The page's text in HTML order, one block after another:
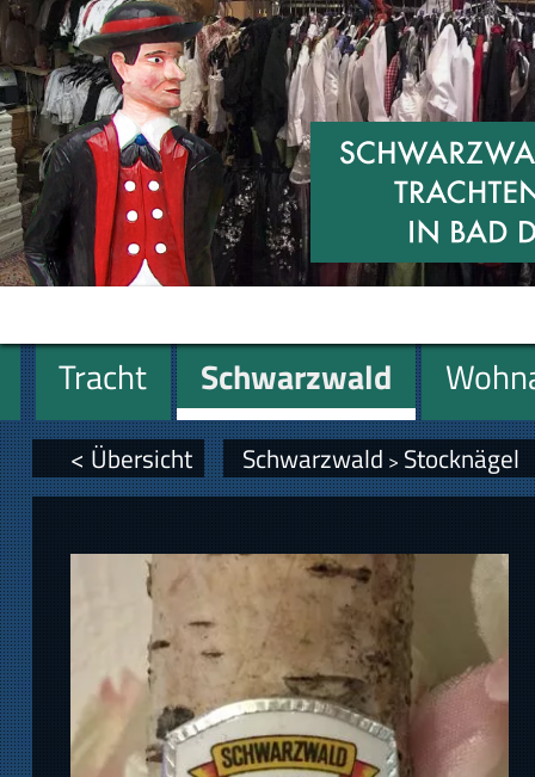
Tracht Schwarzwald
Miniaturen
Geschenke
< Übersicht Schwarzwald > Stocknägel